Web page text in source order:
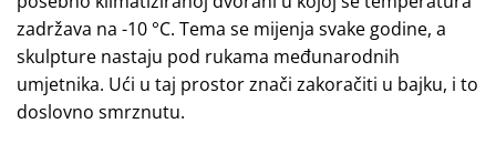
zadržava na -10 °C. Tema se mijenja svake godine, a
skulpture nastaju pod rukama međunarodnih
umjetnika. Ući u taj prostor znači zakoračiti u bajku, i to
doslovno smrznutu.